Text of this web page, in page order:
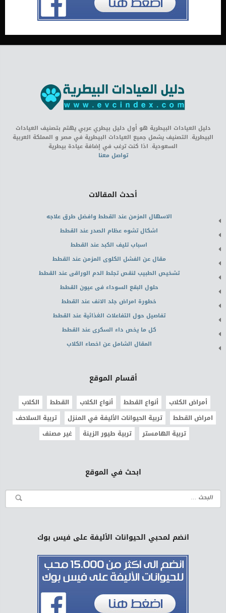
دليل العيادات البيطرية هو أول دليل بيطري عربي يهتم بتصنيف العيادات
البيطرية. التصنيف يشمل جميع العيادات البيطرية في مصر و المملكة العربية
السعودية. اذا كنت ترغب في إضافة عيادة بيطرية
تواصل معنا
أحدث المقالات
الاسهال المزمن عند القطط وافضل طرق علاجه
اشكال تشوه عظام الصدر عند القطط
اسباب تليف الكبد عند القطط
مقال عن الفشل الكلوى المزمن عند القطط
تشخيص الطبيب لنقص تجلط الدم الوراقى عند القطط
حلول البقع السوداء فى عيون القطط
خطورة امراض جلد الانف عند القطط
تفاصيل حول التفاعلات الغذائية عند القطط
كل ما يخص داء السكرى عند القطط
المقال الشامل عن اخصاء الكلاب
أقسام الموقع
أمراض الكلاب أنواع القطط أنواع الكلاب القطط
الكلاب
امراض القطط
تربية الحيوانات الأليفة في المنزل
تربية السلاحف
تربية الهامستر
تربية طيور الزينة غير مصنف
ابحث في الموقع
انضم لمحبي الحيوانات الأليفة على فيس بوك